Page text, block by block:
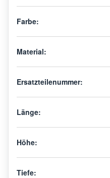
Farbe:
Material:
Ersatzteilenummer:
Länge:
Höhe:
Tiefe: